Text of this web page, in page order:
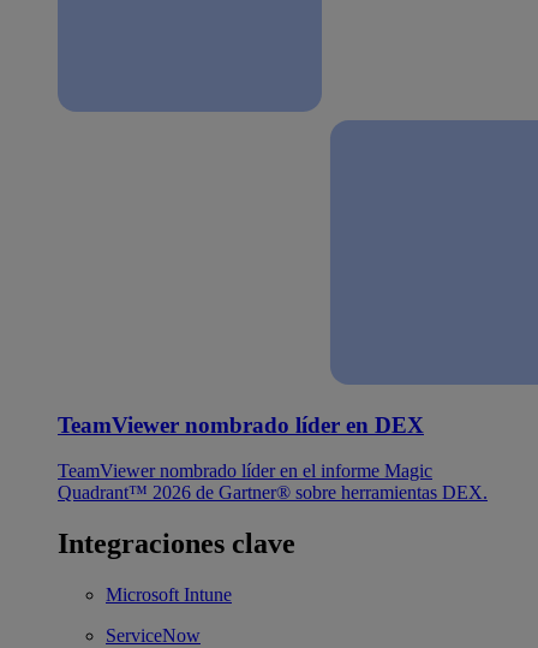
TeamViewer nombrado líder en DEX
TeamViewer nombrado líder en el informe Magic
Quadrant™ 2026 de Gartner® sobre herramientas DEX.
Integraciones clave
Microsoft Intune
ServiceNow